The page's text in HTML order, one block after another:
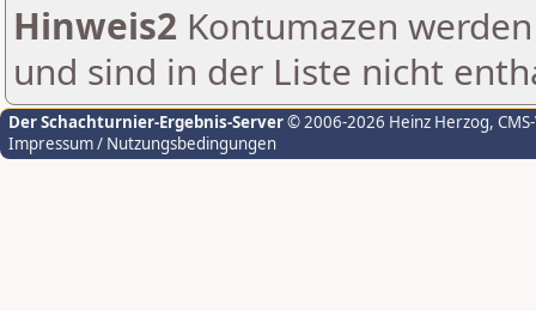
Hinweis2 Kontumazen
und sind in der Liste nicht
Der Schachturnier-Ergebnis-Server© 2006-2026 Heinz Herzog,
Impressum / Nutzungsbedingungen